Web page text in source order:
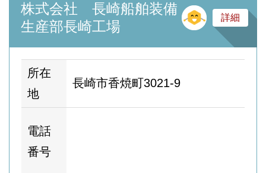
株式会社 長崎船舶装備
生産部長崎工場
そ
詳細
所在
地
長崎市香焼町3021-9
電話
番号